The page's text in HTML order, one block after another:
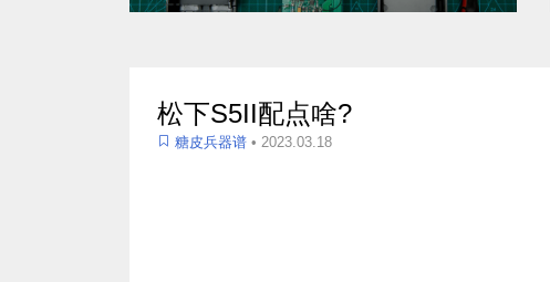
松下S5II配点啥?
糖皮兵器谱 • 2023.03.18